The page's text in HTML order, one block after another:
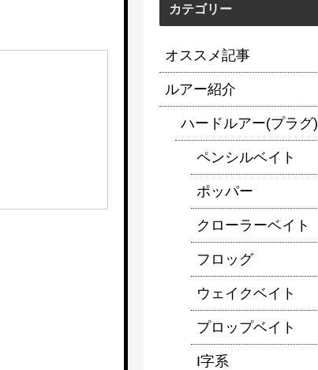
カテゴリー
オススメ記事
ルアー紹介
ハードルアー(プラグ)
ペンシルベイト
ポッパー
クローラーベイト
フロッグ
ウェイクベイト
プロップベイト
I字系